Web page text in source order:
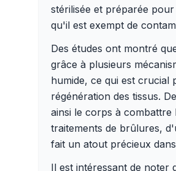
stérilisée et préparée
qu'il est exempt de
Des études ont montré
grâce à plusieurs
humide, ce qui est crucial
régénération des tissus.
ainsi le corps à combattre
traitements de brûlures,
fait un atout précieux
Il est intéressant de noter